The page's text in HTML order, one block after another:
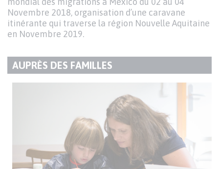
Novembre 2018, organisation d’une caravane
itinérante qui traverse la région Nouvelle Aquitaine
en Novembre 2019.
TITRE
DU
AUPRÈS DES FAMILLES